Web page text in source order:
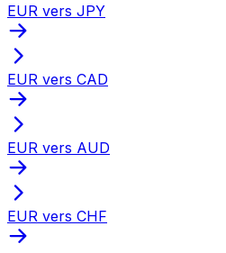
EUR vers JPY
EUR vers CAD
EUR vers AUD
EUR vers CHF